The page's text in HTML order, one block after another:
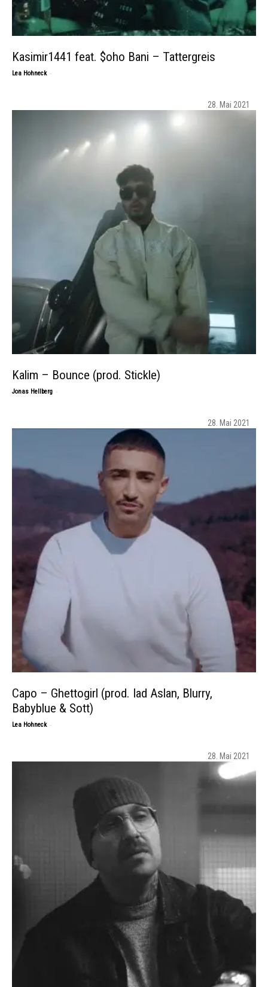
Kasimir1441 feat. $oho Bani – Tattergreis
Lea Hohneck -
28. Mai 2021
Kalim – Bounce (prod. Stickle)
Jonas Hellberg -
28. Mai 2021
Capo – Ghettogirl (prod. Iad Aslan, Blurry,
Babyblue & Sott)
Lea Hohneck -
28. Mai 2021